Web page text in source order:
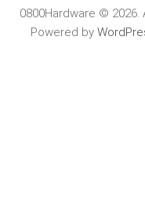
0800Hardware © 2026.
Powered by